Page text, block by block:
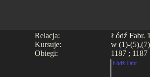
Relacja:
Kursuje:
Obiegi:
Łódź Fabr.
w (1)-
1187 ; 1187
Łódź Fabr. -